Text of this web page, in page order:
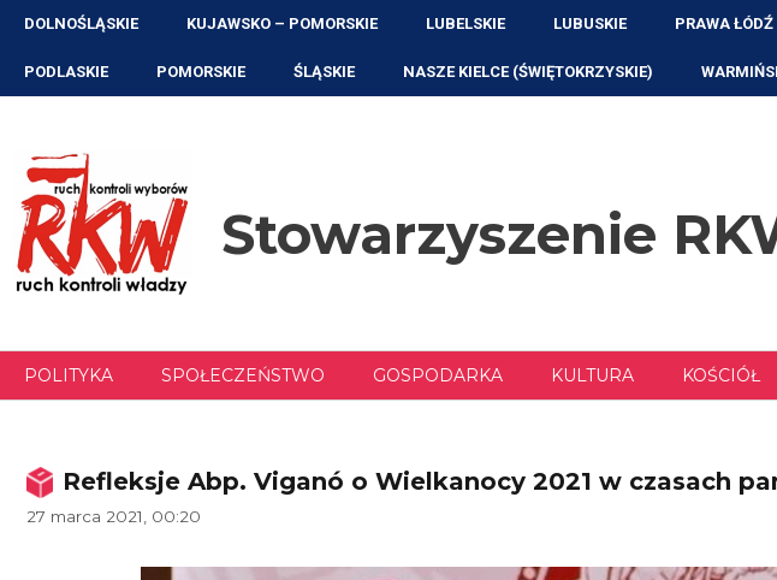
Przejdź
treści
DOLNOŚLĄSKIE KUJAWSKO – POMORSKIE LUBELSKIE LUBUSKIE PRAWA
PODLASKIE POMORSKIE ŚLĄSKIE NASZE KIELCE (ŚWIĘTOKRZYSKIE)
Stowarzyszenie
POLITYKA SPOŁECZEŃSTWO GOSPODARKA KULTURA KOŚCIÓŁ
Refleksje Abp. Viganó o Wielkanocy 2021 w czasach
27 marca 2021, 00:20